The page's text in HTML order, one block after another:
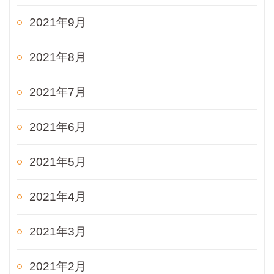
2021年9月
2021年8月
2021年7月
2021年6月
2021年5月
2021年4月
2021年3月
2021年2月